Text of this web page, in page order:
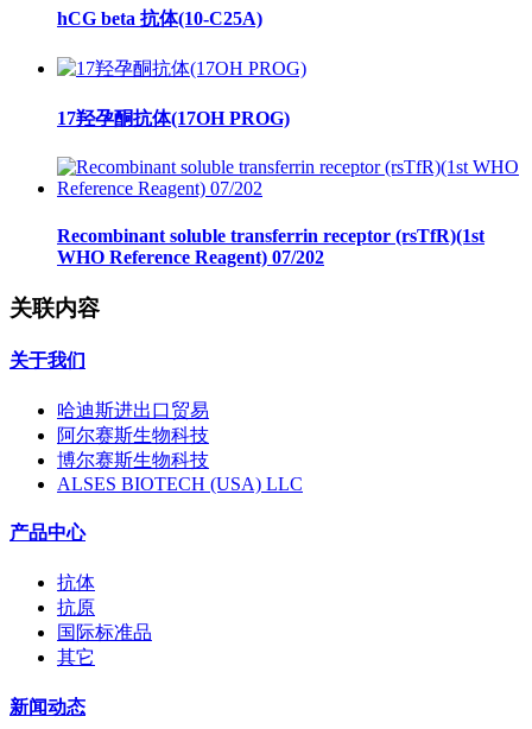
hCG beta 抗体(10-C25A)
17羟孕酮抗体(17OH PROG)
Recombinant soluble transferrin receptor (rsTfR)(1st
WHO Reference Reagent) 07/202
关联内容
关于我们
哈迪斯进出口贸易
阿尔赛斯生物科技
博尔赛斯生物科技
ALSES BIOTECH (USA) LLC
产品中心
抗体
抗原
国际标准品
其它
新闻动态